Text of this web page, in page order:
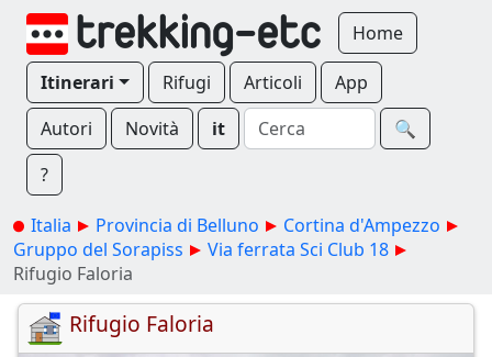
Home
Itinerari Rifugi Articoli
App
Autori
Novità it
🔍︎
?
Italia Provincia di Belluno
Cortina d'Ampezzo
Gruppo del Sorapiss
Via ferrata Sci Club 18
Rifugio Faloria
Rifugio Faloria